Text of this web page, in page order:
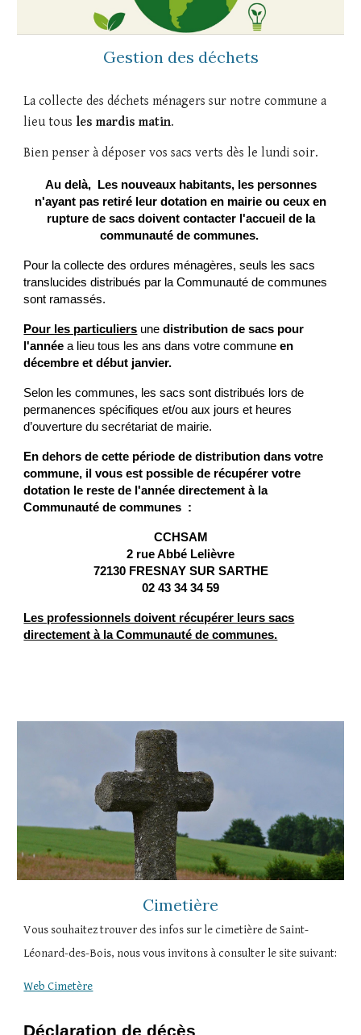
Gestion des déchets
La collecte des déchets ménagers sur notre commune a
lieu tous les mardis matin.
Bien penser à déposer vos sacs verts dès le lundi soir.
Au delà, Les nouveaux habitants, les personnes
n'ayant pas retiré leur dotation en mairie ou ceux en
rupture de sacs doivent contacter l'accueil de la
communauté de communes.
Pour la collecte des ordures ménagères, seuls les sacs
translucides distribués par la Communauté de communes
sont ramassés.
Pour les particuliers unedistribution de sacs pour
l'année a lieu tous les ans dans votre communeen
décembre et début janvier.
Selon les communes, les sacs sont distribués lors de
permanences spécifiques et/ou aux jours et heures
d’ouverture du secrétariat de mairie.
En dehors de cette période de distribution dans votre
commune, il vous est possible de récupérer votre
dotation le reste de l'année directement à la
Communauté de communes :
CCHSAM
2 rue Abbé Lelièvre
72130 FRESNAY SUR SARTHE
02 43 34 34 59
Les professionnels doivent récupérer leurs sacs
directement à la Communauté de communes.
Cimetière
Vous souhaitez trouver des infos sur le cimetière de Saint-
Léonard-des-Bois, nous vous invitons à consulter le site suivant:
Web Cimetère